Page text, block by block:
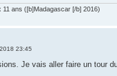
11 ans ([b]Madagascar [/b] 2016)
23:45
Je vais aller faire un tour